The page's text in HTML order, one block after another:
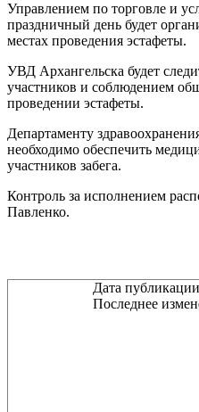
Управлением по торговле и
праздничный день будет
местах проведения эстафеты.
УВД Архангельска будет
участников и соблюдением
проведении эстафеты.
Департаменту
необходимо обеспечить
участников забега.
Контроль за исполнением
Павленко.
Дата
Последнее